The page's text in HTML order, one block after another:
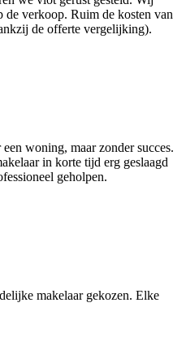
de verkoop. Ruim de kosten van
de offerte vergelijking).
woning, maar zonder succes.
in korte tijd erg geslaagd
geholpen.
makelaar gekozen. Elke